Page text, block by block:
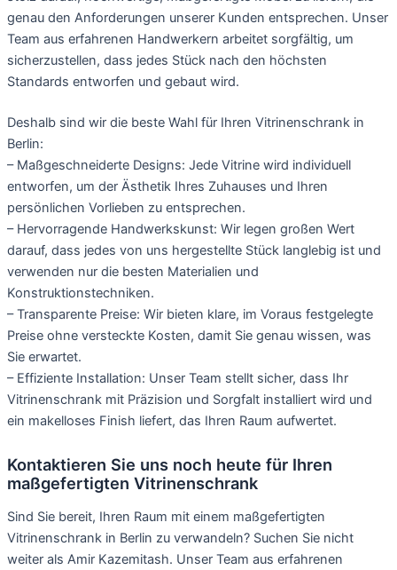
genau den Anforderungen unserer Kunden entsprechen. Unser
Team aus erfahrenen Handwerkern arbeitet sorgfältig, um
sicherzustellen, dass jedes Stück nach den höchsten
Standards entworfen und gebaut wird.
Deshalb sind wir die beste Wahl für Ihren Vitrinenschrank in
Berlin:
– Maßgeschneiderte Designs: Jede Vitrine wird individuell
entworfen, um der Ästhetik Ihres Zuhauses und Ihren
persönlichen Vorlieben zu entsprechen.
– Hervorragende Handwerkskunst: Wir legen großen Wert
darauf, dass jedes von uns hergestellte Stück langlebig ist und
verwenden nur die besten Materialien und
Konstruktionstechniken.
– Transparente Preise: Wir bieten klare, im Voraus festgelegte
Preise ohne versteckte Kosten, damit Sie genau wissen, was
Sie erwartet.
– Effiziente Installation: Unser Team stellt sicher, dass Ihr
Vitrinenschrank mit Präzision und Sorgfalt installiert wird und
ein makelloses Finish liefert, das Ihren Raum aufwertet.
Kontaktieren Sie uns noch heute für Ihren
maßgefertigten Vitrinenschrank
Sind Sie bereit, Ihren Raum mit einem maßgefertigten
Vitrinenschrank in Berlin zu verwandeln? Suchen Sie nicht
weiter als Amir Kazemitash. Unser Team aus erfahrenen